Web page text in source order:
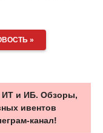
»
ИТ и ИБ. Обзоры,
ивентов
канал!